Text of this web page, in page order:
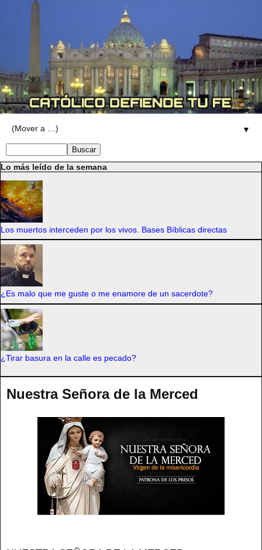
▼
Lo más leído de la semana
Los muertos interceden por los vivos. Bases Bíblicas directas
¿Es malo que me guste o me enamore de un sacerdote?
¿Tirar basura en la calle es pecado?
Nuestra Señora de la Merced